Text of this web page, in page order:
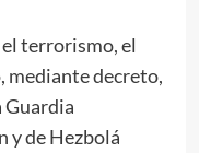
terrorismo, el
mediante decreto,
Guardia
y de Hezbolá